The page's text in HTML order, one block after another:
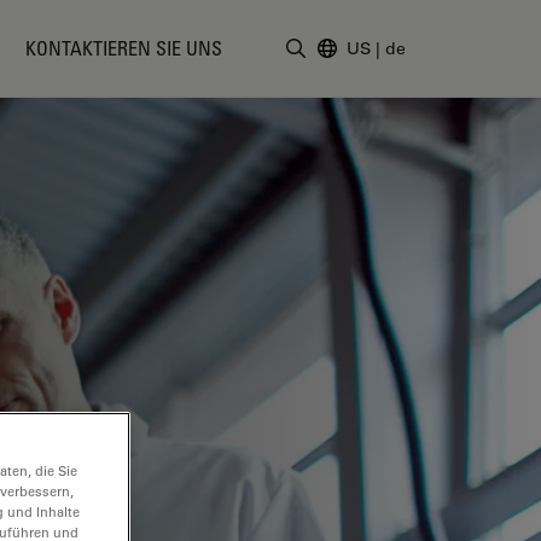
KONTAKTIEREN SIE UNS US | de
die Sie
und Inhalte
und